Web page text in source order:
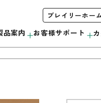
品案内 お客様サポート
プレイリーホー